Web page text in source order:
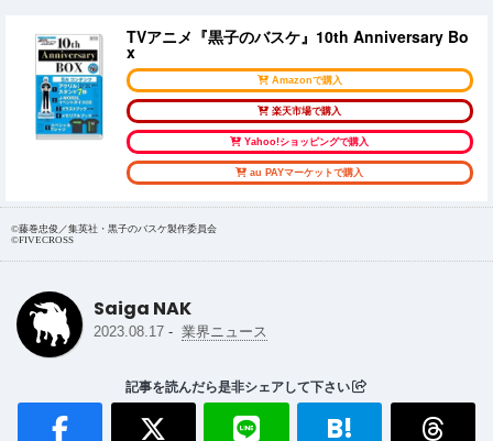
TVアニメ『黒子のバスケ』10th Anniversary Bo
x
Amazonで購入
楽天市場で購入
Yahoo!ショッピングで購入
au PAYマーケットで購入
©️藤巻忠俊／集英社・黒子のバスケ製作委員会
©️FIVECROSS
Saiga NAK
2023.08.17 - 業界ニュース
記事を読んだら是非シェアして下さい
B!